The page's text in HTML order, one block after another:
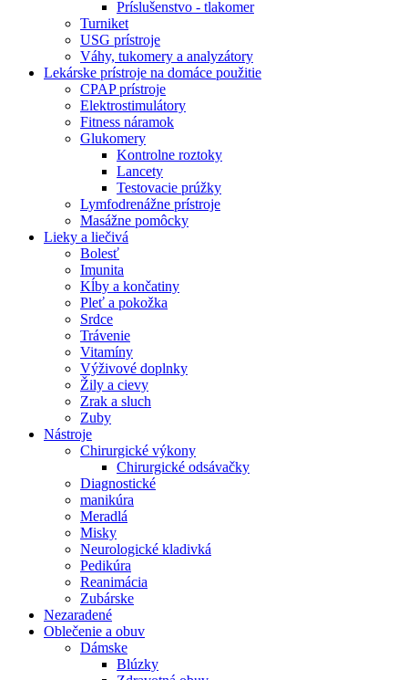
Príslušenstvo - tlakomer
Turniket
USG prístroje
Váhy, tukomery a analyzátory
Lekárske prístroje na domáce použitie
CPAP prístroje
Elektrostimulátory
Fitness náramok
Glukomery
Kontrolne roztoky
Lancety
Testovacie prúžky
Lymfodrenážne prístroje
Masážne pomôcky
Lieky a liečivá
Bolesť
Imunita
Kĺby a končatiny
Pleť a pokožka
Srdce
Trávenie
Vitamíny
Výživové doplnky
Žily a cievy
Zrak a sluch
Zuby
Nástroje
Chirurgické výkony
Chirurgické odsávačky
Diagnostické
manikúra
Meradlá
Misky
Neurologické kladivká
Pedikúra
Reanimácia
Zubárske
Nezaradené
Oblečenie a obuv
Dámske
Blúzky